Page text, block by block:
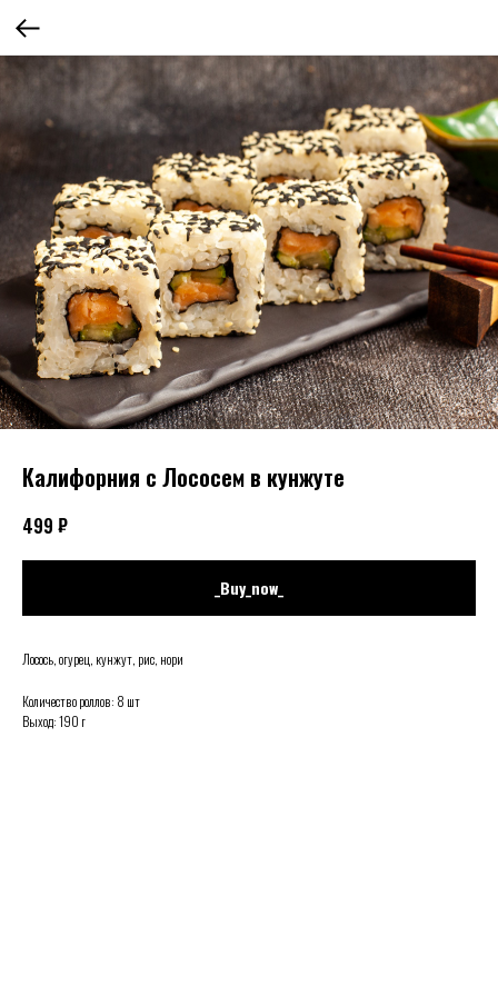
Калифорния с Лососем в кунжуте
499 ₽
_Buy_now_
Лосось, огурец, кунжут, рис, нори
Количество роллов: 8 шт
Выход: 190 г